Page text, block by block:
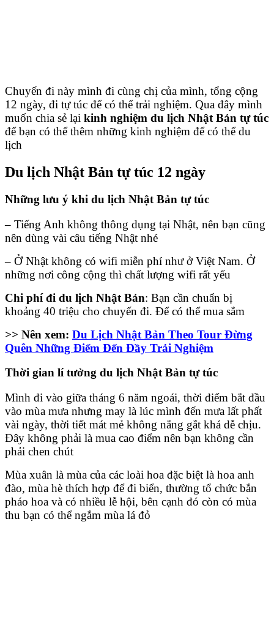
Chuyến đi này mình đi cùng chị của mình, tổng cộng
12 ngày, đi tự túc để có thể trải nghiệm. Qua đây mình
muốn chia sẻ lại kinh nghiệm du lịch Nhật Bản tự túc
để bạn có thể thêm những kinh nghiệm để có thể du
lịch
Du lịch Nhật Bản tự túc 12 ngày
Những lưu ý khi du lịch Nhật Bản tự túc
– Tiếng Anh không thông dụng tại Nhật, nên bạn cũng
nên dùng vài câu tiếng Nhật nhé
– Ở Nhật không có wifi miễn phí như ở Việt Nam. Ở
những nơi công cộng thì chất lượng wifi rất yếu
Chi phí đi du lịch Nhật Bản: Bạn cần chuẩn bị
khoảng 40 triệu cho chuyến đi. Để có thể mua sắm
>> Nên xem: Du Lịch Nhật Bản Theo Tour Đừng
Quên Những Điểm Đến Đầy Trải Nghiệm
Thời gian lí tưởng du lịch Nhật Bản tự túc
Mình đi vào giữa tháng 6 năm ngoái, thời điểm bắt đầu
vào mùa mưa nhưng may là lúc mình đến mưa lất phất
vài ngày, thời tiết mát mẻ không nắng gắt khá dễ chịu.
Đây không phải là mua cao điểm nên bạn không cần
phải chen chút
Mùa xuân là mùa của các loài hoa đặc biệt là hoa anh
đào, mùa hè thích hợp để đi biển, thường tổ chức bắn
pháo hoa và có nhiều lễ hội, bên cạnh đó còn có mùa
thu bạn có thể ngắm mùa lá đỏ